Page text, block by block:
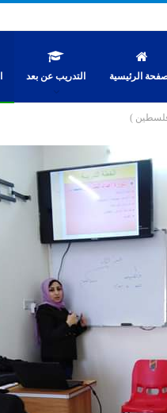
الرئيسية التدريب عن بعد
فلسطين )